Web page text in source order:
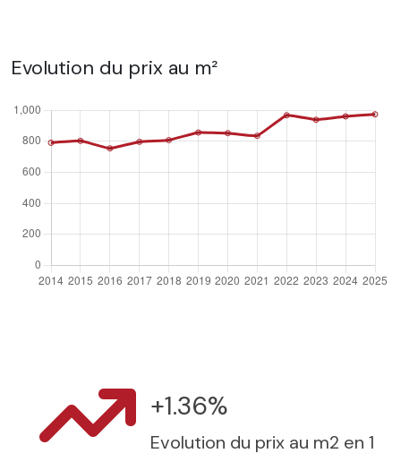
Evolution du prix au m²
+1.36%
Evolution du prix au m2 en 1